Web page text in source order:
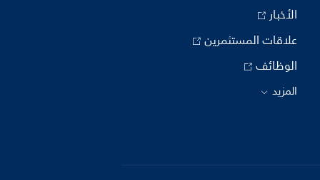
الأخبار
علاقات المستثمرين
الوظائف
المزيد